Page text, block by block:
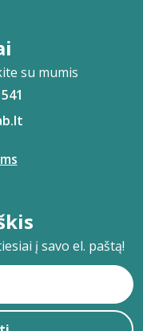
su mumis
į savo el. paštą!